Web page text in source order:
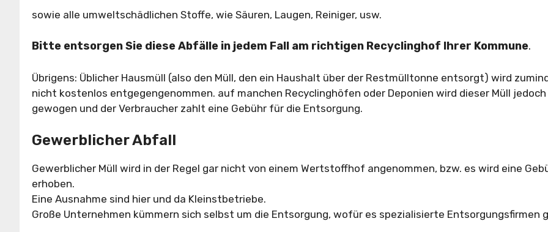
sowie alle umweltschädlichen Stoffe, wie Säuren, Laugen, Reiniger, usw.
Bitte entsorgen Sie diese Abfälle in jedem Fall am richtigen Recyclinghof Ihrer Kommune.
Übrigens: Üblicher Hausmüll (also den Müll, den ein Haushalt über der Restmülltonne entsorgt) wird
nicht kostenlos entgegengenommen. auf manchen Recyclinghöfen oder Deponien wird dieser Müll jedoch
gewogen und der Verbraucher zahlt eine Gebühr für die Entsorgung.
Gewerblicher Abfall
Gewerblicher Müll wird in der Regel gar nicht von einem Wertstoffhof angenommen, bzw. es wird eine
erhoben.
Eine Ausnahme sind hier und da Kleinstbetriebe.
Große Unternehmen kümmern sich selbst um die Entsorgung, wofür es spezialisierte Entsorgungsfirmen